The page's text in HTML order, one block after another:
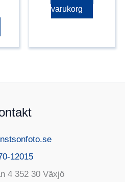
varukorg
12015
4 352 30 Växjö